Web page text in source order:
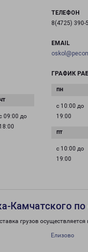
09:00 до
18:00
ТЕЛЕФОН
8(4725) 390-
EMAIL
ГРАФИК
с 10:00 до
19:00
с 10:00 до
19:00
Камчатского по
грузов
Елизово